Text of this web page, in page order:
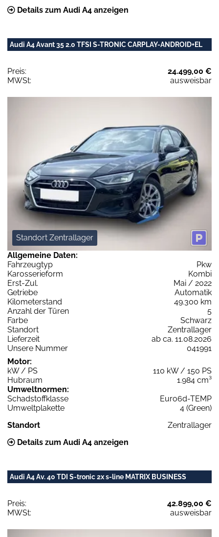
Details zum Audi A4 anzeigen
Audi A4 Avant 35 2.0 TFSI S-TRONIC CARPLAY-ANDROID+EL
Preis:
24.499,00 €
MWSt:
ausweisbar
Standort Zentrallager
Allgemeine Daten:
Fahrzeugtyp
Pkw
Karosserieform
Kombi
Erst-Zul.
Mai / 2022
Getriebe
Automatik
Kilometerstand
49.300 km
Anzahl der Türen
5
Farbe
Schwarz
Standort
Zentrallager
Lieferzeit
ab ca. 11.08.2026
Unsere Nummer
041991
Motor:
kW / PS
110 kW / 150 PS
Hubraum
1.984 cm³
Umweltnormen:
Schadstoffklasse
Euro6d-TEMP
Umweltplakette
4 (Green)
Standort
Zentrallager
Details zum Audi A4 anzeigen
Audi A4 Av. 40 TDI S-tronic 2x s-line MATRIX BUSINESS
Preis:
42.899,00 €
MWSt:
ausweisbar